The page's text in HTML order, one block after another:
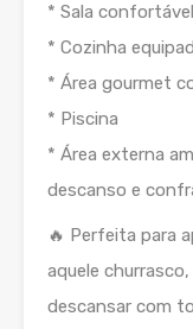
* Sala confortável
* Cozinha
* Área gourmet
* Piscina
* Área externa
descanso e
🔥 Perfeita para
aquele
descansar com